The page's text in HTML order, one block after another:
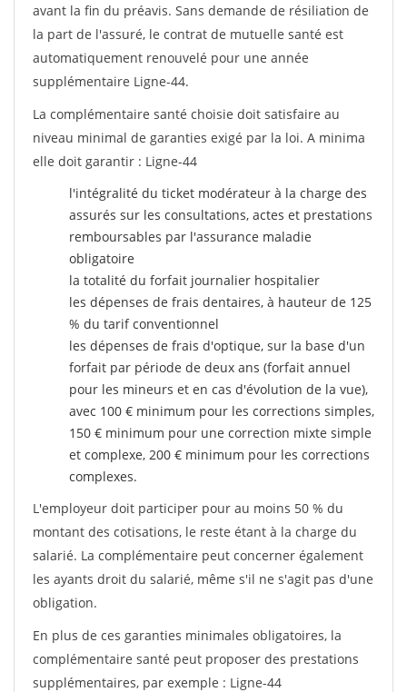
avant la fin du préavis. Sans demande de résiliation de
la part de l'assuré, le contrat de mutuelle santé est
automatiquement renouvelé pour une année
supplémentaire Ligne-44.
La complémentaire santé choisie doit satisfaire au
niveau minimal de garanties exigé par la loi. A minima
elle doit garantir : Ligne-44
l'intégralité du ticket modérateur à la charge des
assurés sur les consultations, actes et prestations
remboursables par l'assurance maladie
obligatoire
la totalité du forfait journalier hospitalier
les dépenses de frais dentaires, à hauteur de 125
% du tarif conventionnel
les dépenses de frais d'optique, sur la base d'un
forfait par période de deux ans (forfait annuel
pour les mineurs et en cas d'évolution de la vue),
avec 100 € minimum pour les corrections simples,
150 € minimum pour une correction mixte simple
et complexe, 200 € minimum pour les corrections
complexes.
L'employeur doit participer pour au moins 50 % du
montant des cotisations, le reste étant à la charge du
salarié. La complémentaire peut concerner également
les ayants droit du salarié, même s'il ne s'agit pas d'une
obligation.
En plus de ces garanties minimales obligatoires, la
complémentaire santé peut proposer des prestations
supplémentaires, par exemple : Ligne-44